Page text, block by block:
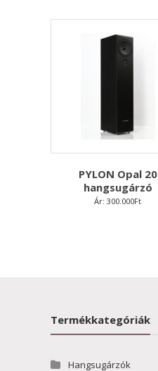
PYLON Opal 20
hangsugárzó
Ár: 300.000Ft
Termékkategóriák
Hangsugárzók